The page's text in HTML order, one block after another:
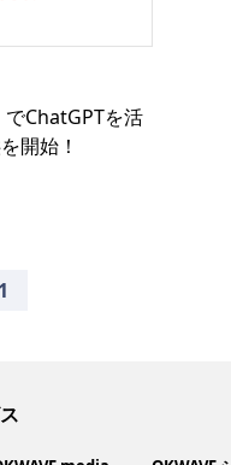
でChatGPTを活
開始！
1